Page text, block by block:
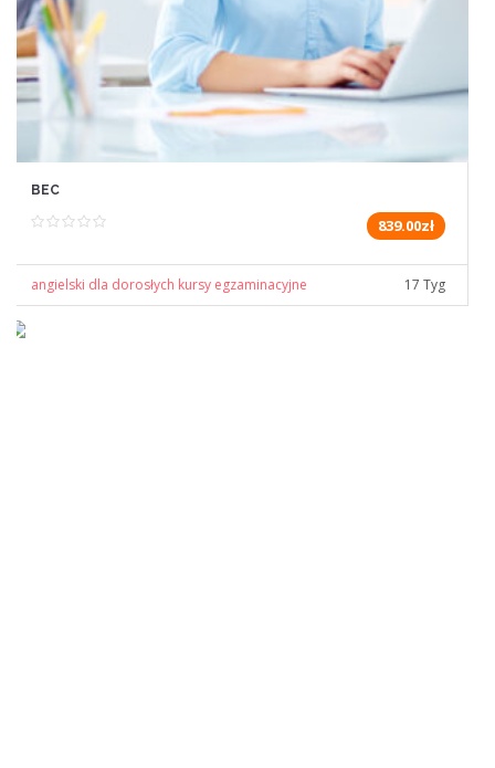
BEC
839.00zł
angielski dla dorosłych kursy egzaminacyjne 17 Tyg